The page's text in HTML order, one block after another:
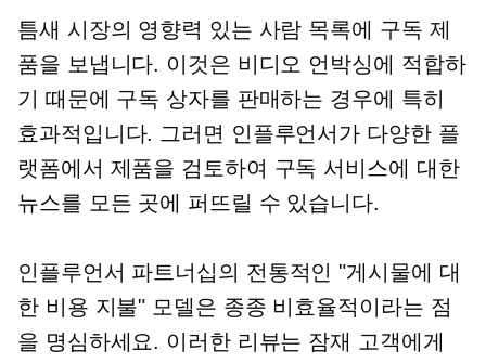
틈새 시장의 영향력 있는 사람 목록에 구독 제
품을 보냅니다. 이것은 비디오 언박싱에 적합하
기 때문에 구독 상자를 판매하는 경우에 특히
효과적입니다. 그러면 인플루언서가 다양한 플
랫폼에서 제품을 검토하여 구독 서비스에 대한
뉴스를 모든 곳에 퍼뜨릴 수 있습니다.
인플루언서 파트너십의 전통적인 "게시물에 대
한 비용 지불" 모델은 종종 비효율적이라는 점
을 명심하세요. 이러한 리뷰는 잠재 고객에게